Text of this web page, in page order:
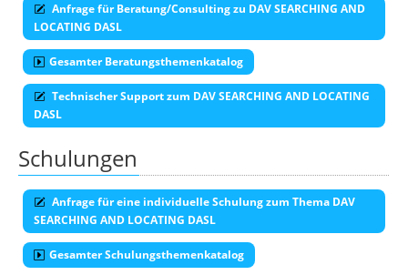
Anfrage für Beratung/Consulting zu DAV SEARCHING AND
LOCATING DASL
Gesamter Beratungsthemenkatalog
Technischer Support zum DAV SEARCHING AND LOCATING
DASL
Schulungen
Anfrage für eine individuelle Schulung zum Thema DAV
SEARCHING AND LOCATING DASL
Gesamter Schulungsthemenkatalog